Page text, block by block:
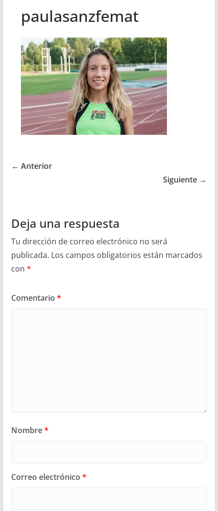
paulasanzfemat
← Anterior
Siguiente →
Deja una respuesta
Tu dirección de correo electrónico no será
publicada. Los campos obligatorios están marcados
con *
Comentario *
Nombre*
Correo electrónico *